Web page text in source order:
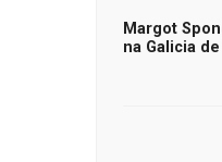
Margot
na Galicia de